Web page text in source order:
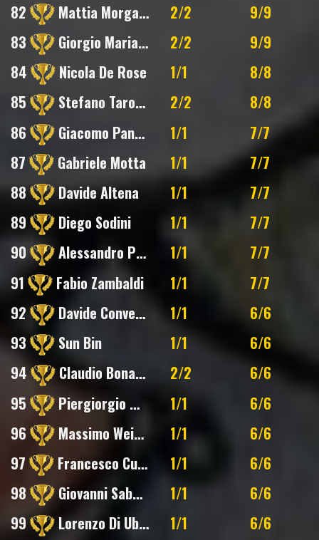
82
Mattia Morganti 2/2
9/9
83
Giorgio Maria Ianniciello 2/2
9/9
84
Nicola De Rose 1/1
8/8
85
Stefano Tarozzi 2/2
8/8
86
Giacomo Panzacchi 1/1
7/7
87
Gabriele Motta 1/1
7/7
88
Davide Altena 1/1
7/7
89
Diego Sodini 1/1
7/7
90
Alessandro Pernici 1/1
7/7
91
Fabio Zambaldi 1/1
7/7
92
Davide Convertino 1/1
6/6
93
Sun Bin 1/1
6/6
94
Claudio Bonanni 2/2
6/6
95
Piergiorgio Montanari 1/1
6/6
96
Massimo Weigert 1/1
6/6
97
Francesco Cuoghi 1/1
6/6
98
Giovanni Sabatini 1/1
6/6
99
Lorenzo Di Ubaldo 1/1
6/6